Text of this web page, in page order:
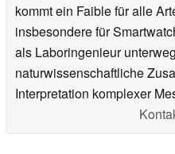
kommt ein Faible für alle
insbesondere für
als Laboringenieur
naturwissenschaftliche
Interpretation komplexer